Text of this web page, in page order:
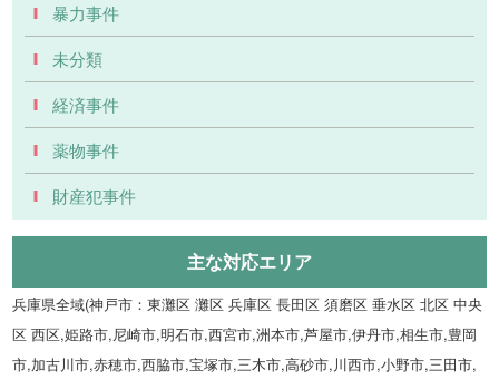
暴力事件
未分類
経済事件
薬物事件
財産犯事件
主な対応エリア
兵庫県全域(神戸市：東灘区 灘区 兵庫区 長田区 須磨区 垂水区 北区 中央
区 西区,姫路市,尼崎市,明石市,西宮市,洲本市,芦屋市,伊丹市,相生市,豊岡
市,加古川市,赤穂市,西脇市,宝塚市,三木市,高砂市,川西市,小野市,三田市,